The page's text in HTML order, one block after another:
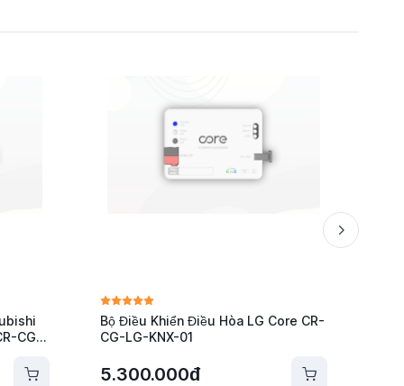
CG-
Bộ Điều Khiển Điều Hòa LG Core CR-
CG-LG-KNX-01
5.300.000đ